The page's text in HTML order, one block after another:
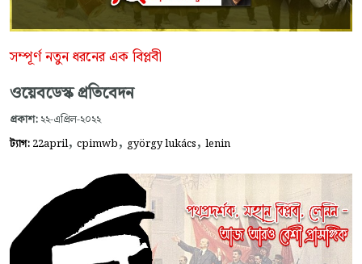
সম্পূর্ণ নতুন ধরনের এক বিপ্লবী
ওয়েবডেস্ক প্রতিবেদন
প্রকাশ: ২২-এপ্রিল-২০২২
ট্যাগ: 22april, cpimwb, györgy lukács, lenin